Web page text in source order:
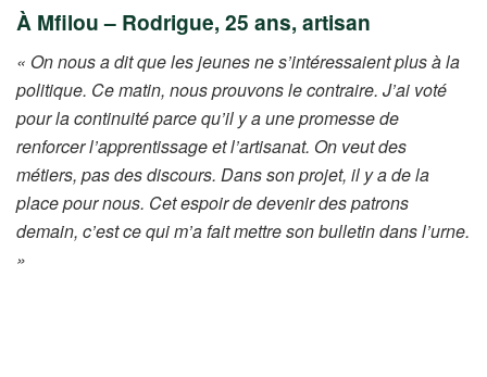
À Mfilou – Rodrigue, 25 ans, artisan
« On nous a dit que les jeunes ne s’intéressaient plus à la
politique. Ce matin, nous prouvons le contraire. J’ai voté
pour la continuité parce qu’il y a une promesse de
renforcer l’apprentissage et l’artisanat. On veut des
métiers, pas des discours. Dans son projet, il y a de la
place pour nous. Cet espoir de devenir des patrons
demain, c’est ce qui m’a fait mettre son bulletin dans l’urne.
»